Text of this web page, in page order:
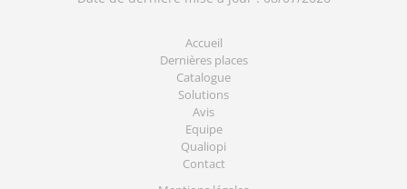
Accueil
Dernières places
Catalogue
Solutions
Avis
Equipe
Qualiopi
Contact